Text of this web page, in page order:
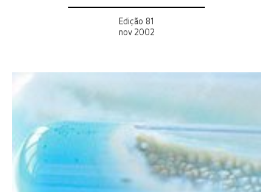
Edição 81
nov 2002